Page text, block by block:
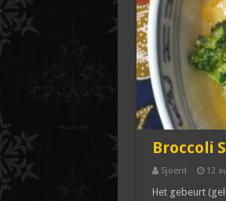
Broccoli
Sjoerd 12
Het gebeurt